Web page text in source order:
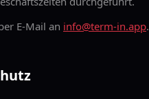
E-Mail an info@term-in.app.